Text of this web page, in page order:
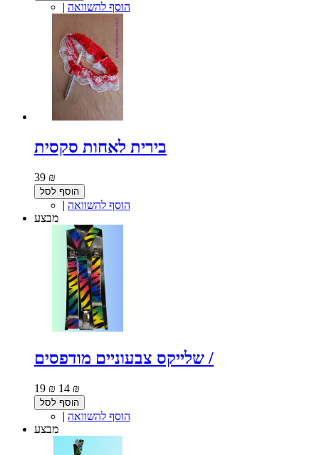
| הוסף להשוואה
בירית לאחות סקסית
39 ₪
הוסף לסל
| הוסף להשוואה
מבצע
שלייקס צבעוניים מודפסים /
19 ₪ 14 ₪
הוסף לסל
| הוסף להשוואה
מבצע